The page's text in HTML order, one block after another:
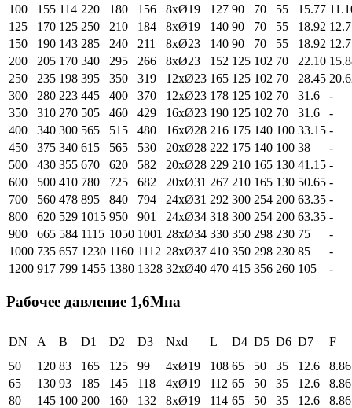
100
155 114 220 180 156 8xØ19 127 90 70 55 15.77
125
170 125 250 210 184 8xØ19 140 90 70 55 18.92 12.7
150
190 143 285 240 211 8xØ23 140 90 70 55 18.92 12.7
200
205 170 340 295 266 8xØ23 152 125 102 70 22.10
250
235 198 395 350 319 12xØ23 165 125 102 70 28.45
300
280 223 445 400 370 12xØ23 178 125 102 70 31.6
-
350
310 270 505 460 429 16xØ23 190 125 102 70 31.6
-
400
340 300 565 515 480 16xØ28 216 175 140 100 33.15 -
450
375 340 615 565 530 20xØ28 222 175 140 100 38
-
500
430 355 670 620 582 20xØ28 229 210 165 130 41.15 -
600
500 410 780 725 682 20xØ31 267 210 165 130 50.65 -
700
560 478 895 840 794 24xØ31 292 300 254 200 63.35 -
800
620 529 1015 950 901 24xØ34 318 300 254 200 63.35 -
900
665 584 1115 1050 1001 28xØ34 330 350 298 230 75
-
1000 735 657 1230 1160 1112 28xØ37 410 350 298 230 85
-
1200 917 799 1455 1380 1328 32xØ40 470 415 356 260 105 -
Рабочее давление 1,6Мпа
DN A B D1 D2 D3 Nxd L D4 D5 D6 D7
F
50
120 83 165 125 99 4xØ19 108 65 50 35 12.6
8.86
65
130 93 185 145 118 4xØ19 112 65 50 35 12.6
8.86
80
145 100 200 160 132 8xØ19 114 65 50 35 12.6
8.86